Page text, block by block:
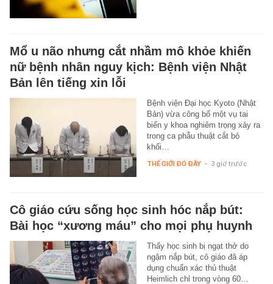
Mổ u não nhưng cắt nhầm mô khỏe khiến
nữ bệnh nhân nguy kịch: Bệnh viện Nhật
Bản lên tiếng xin lỗi
Bệnh viện Đại học Kyoto (Nhật
Bản) vừa công bố một vụ tai
biến y khoa nghiêm trọng xảy ra
trong ca phẫu thuật cắt bỏ
khối…
THẾ GIỚI ĐÓ ĐÂY - 3 giờ trước
Cô giáo cứu sống học sinh hóc nắp bút:
Bài học “xương máu” cho mọi phụ huynh
Thấy học sinh bị ngạt thở do
ngậm nắp bút, cô giáo đã áp
dụng chuẩn xác thủ thuật
Heimlich chỉ trong vòng 60…